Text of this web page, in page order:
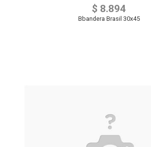
$ 8.894
Bbandera Brasil 30x45